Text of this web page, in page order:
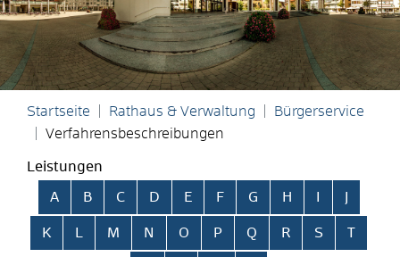
Startseite Rathaus & Verwaltung
Bürgerservice
Verfahrensbeschreibungen
Leistungen
Alphabetisches Register überspringen
A B C D E F G H
K L M N O P Q R S T